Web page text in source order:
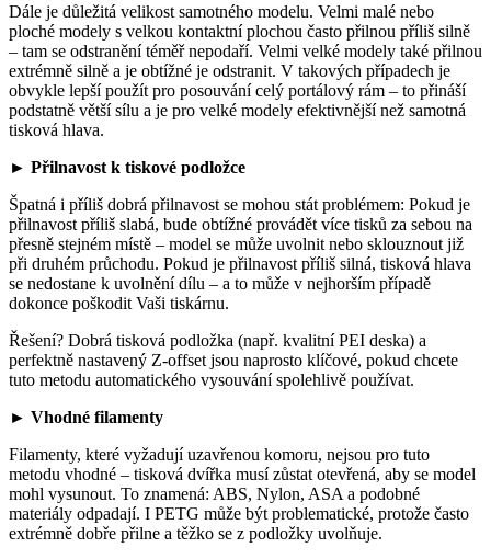
Dále je důležitá velikost samotného modelu. Velmi malé nebo
ploché modely s velkou kontaktní plochou často přilnou příliš silně
– tam se odstranění téměř nepodaří. Velmi velké modely také přilnou
extrémně silně a je obtížné je odstranit. V takových případech je
obvykle lepší použít pro posouvání celý portálový rám – to přináší
podstatně větší sílu a je pro velké modely efektivnější než samotná
tisková hlava.
► Přilnavost k tiskové podložce
Špatná i příliš dobrá přilnavost se mohou stát problémem: Pokud je
přilnavost příliš slabá, bude obtížné provádět více tisků za sebou na
přesně stejném místě – model se může uvolnit nebo sklouznout již
při druhém průchodu. Pokud je přilnavost příliš silná, tisková hlava
se nedostane k uvolnění dílu – a to může v nejhorším případě
dokonce poškodit Vaši tiskárnu.
Řešení? Dobrá tisková podložka (např. kvalitní PEI deska) a
perfektně nastavený Z-offset jsou naprosto klíčové, pokud chcete
tuto metodu automatického vysouvání spolehlivě používat.
► Vhodné filamenty
Filamenty, které vyžadují uzavřenou komoru, nejsou pro tuto
metodu vhodné – tisková dvířka musí zůstat otevřená, aby se model
mohl vysunout. To znamená: ABS, Nylon, ASA a podobné
materiály odpadají. I PETG může být problematické, protože často
extrémně dobře přilne a těžko se z podložky uvolňuje.